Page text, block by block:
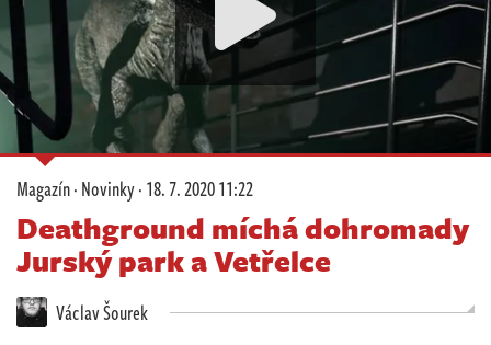
Soutěže
Databáze
Komunita
Redakce
Živě
Magazín·Novinky·18. 7. 2020 11:22
Deathground míchá dohromady
Jurský park a Vetřelce
Václav Šourek